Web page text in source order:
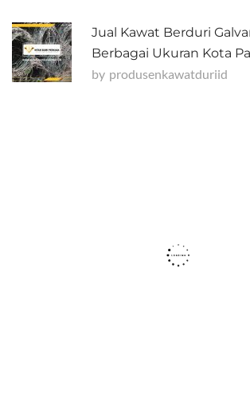
Jual Kawat Berduri
Berbagai Ukuran Kota
by Produsenkawatduriid